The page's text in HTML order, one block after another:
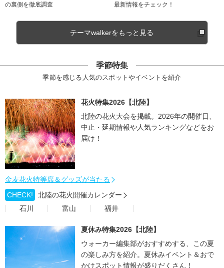
の裏側を徹底調査
最新情報をチェック！
テーマwalkerをもっと見る
季節特集
季節を感じる人気のスポットやイベントを紹介
花火特集2026【北陸】
北陸の花火大会を掲載。2026年の開催日、
中止・延期情報や人気ランキングなどをお
届け！
金麦花火特等席＆グッズが当たる
CHECK!
北陸の花火開催カレンダー
石川
富山 福井
夏休み特集2026【北陸】
ウォーカー編集部がおすすめする、この夏
の楽しみ方を紹介。夏休みイベント＆おで
かけスポット情報が盛りだくさん！